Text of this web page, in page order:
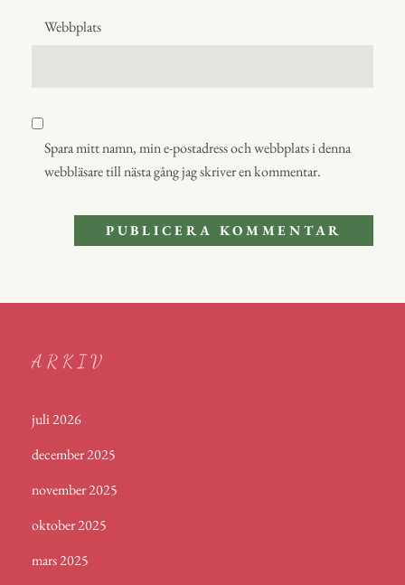
Webbplats
Spara mitt namn, min e-postadress och webbplats i denna
webbläsare till nästa gång jag skriver en kommentar.
ARKIV
juli 2026
december 2025
november 2025
oktober 2025
mars 2025